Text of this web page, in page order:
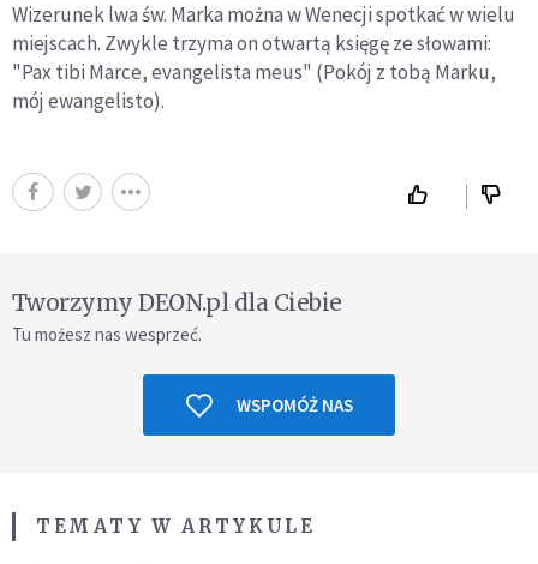
Wizerunek lwa św. Marka można w Wenecji spotkać w wielu
miejscach. Zwykle trzyma on otwartą księgę ze słowami:
"Pax tibi Marce, evangelista meus" (Pokój z tobą Marku,
mój ewangelisto).
Tworzymy DEON.pl dla Ciebie
Tu możesz nas wesprzeć.
WSPOMÓŻ NAS
TEMATY W ARTYKULE